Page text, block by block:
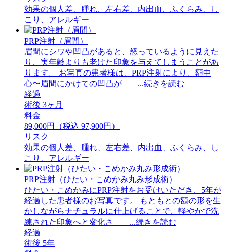
効果の個人差、腫れ、左右差、内出血、ふくらみ、し
こり、アレルギー
PRP注射（眉間）
眉間にシワや凹凸があると、怒っているように見えた
り、実年齢よりも老けた印象を与えてしまうことがあ
ります。 お写真の患者様は、PRP注射により、額中
心〜眉間にかけての凹凸が ...続きを読む
経過
術後 3ヶ月
料金
89,000円（税込 97,900円）
リスク
効果の個人差、腫れ、左右差、内出血、ふくらみ、し
こり、アレルギー
PRP注射（ひたい・こめかみ丸み形成術）
ひたい・こめかみにPRP注射をお受けいただき、5年が
経過した患者様のお写真です。 もともとの額の形を生
かしながらナチュラルに仕上げることで、軽やかで洗
練された印象へと変化さ ...続きを読む
経過
術後 5年